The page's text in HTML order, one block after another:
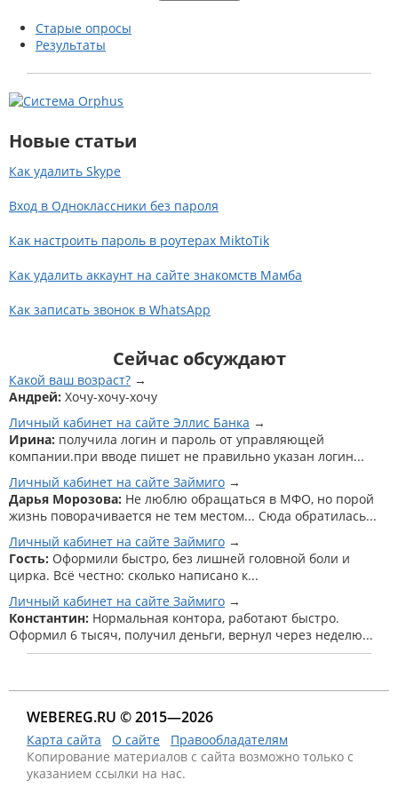
Старые опросы
Результаты
Новые статьи
Как удалить Skype
Вход в Одноклассники без пароля
Как настроить пароль в роутерах MiktoTik
Как удалить аккаунт на сайте знакомств Мамба
Как записать звонок в WhatsApp
Сейчас обсуждают
Какой ваш возраст?
Андрей: Хочу-хочу-хочу
Личный кабинет на сайте Эллис Банка
Ирина: получила логин и пароль от управляющей
компании.при вводе пишет не правильно указан логин...
Личный кабинет на сайте Займиго
Дарья Морозова: Не люблю обращаться в МФО, но порой
жизнь поворачивается не тем местом... Сюда обратилась...
Личный кабинет на сайте Займиго
Гость: Оформили быстро, без лишней головной боли и
цирка. Всё честно: сколько написано к...
Личный кабинет на сайте Займиго
Константин: Нормальная контора, работают быстро.
Оформил 6 тысяч, получил деньги, вернул через неделю...
WEBEREG.RU © 2015—2026
Карта сайта О сайте
Правообладателям
Копирование материалов с сайта возможно только с
указанием ссылки на нас.